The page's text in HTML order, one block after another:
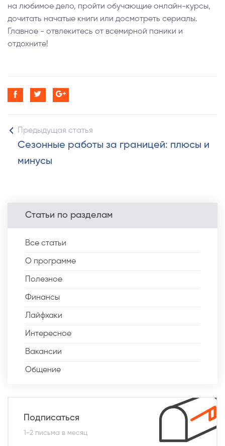
на любимое дело, пройти обучающие онлайн-курсы,
дочитать начатые книги или досмотреть сериалы.
Главное - отвлекитесь от всемирной паники и
отдохните!
Предыдущая статья
Сезонные работы за границей: плюсы и
минусы
Статьи по разделам
Все статьи
О программе
Полезное
Финансы
Лайфхаки
Интересное
Вакансии
Общение
Подписаться
1-2 письма в месяц